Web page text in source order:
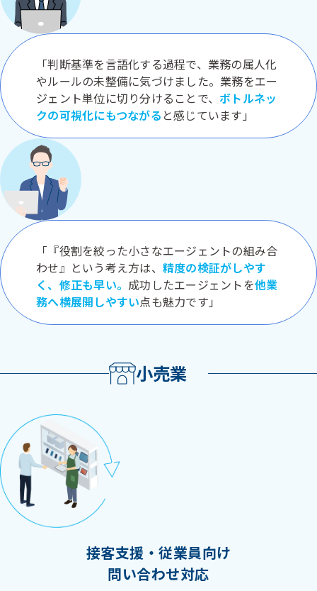
「判断基準を言語化する過程で、業務の属人化
やルールの未整備に気づけました。業務をエー
ジェント単位に切り分けることで、 ボトルネッ
クの可視化にもつながる と感じています」
「『役割を絞った小さなエージェントの組み合
わせ』という考え方は、 精度の検証がしやす
く、修正も早い。 成功したエージェントを他業
務へ横展開しやすい点も魅力です」
小売業
接客支援・従業員向け
問い合わせ対応